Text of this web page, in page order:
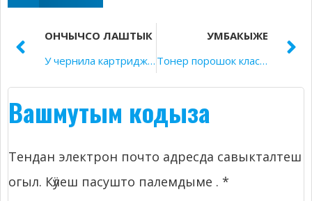
ОНЧЫЧСО ЛАШТЫК
У чернила картридж пашам ок ыште? Тудым решатлаш шым йӧн.
УМБАКЫЖЕ
Тонер порошок классификаций .
Вашмутым кодыза
Тендан электрон почто адресда савыкталтеш
огыл. Кӱлеш пасушто палемдыме . *